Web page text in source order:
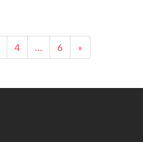
4 … 6 »